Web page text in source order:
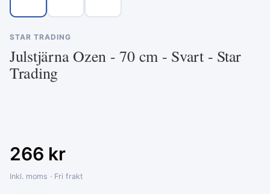
STAR TRADING
Julstjärna Ozen - 70 cm - Svart - Star
Trading
266 kr
Inkl. moms · Fri frakt